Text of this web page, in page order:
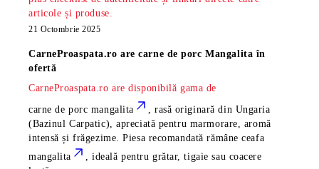
articole și produse.
21 Octombrie 2025
CarneProaspata.ro arecarne de porc Mangalita în
ofertă
CarneProaspata.ro are disponibilă gama de
carne de porc mangalita
, rasă originară din Ungaria
(Bazinul Carpatic), apreciată pentru marmorare, aromă
intensă și frăgezime. Piesa recomandată rămâneceafa
mangalita
, ideală pentru grătar, tigaie sau coacere